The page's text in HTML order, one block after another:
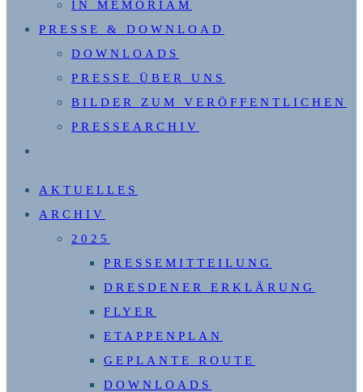
IN MEMORIAM
PRESSE & DOWNLOAD
DOWNLOADS
PRESSE ÜBER UNS
BILDER ZUM VERÖFFENTLICHEN
PRESSEARCHIV
UMSCHALTEN
AKTUELLES
ARCHIV
2025
PRESSEMITTEILUNG
DRESDENER ERKLÄRUNG
FLYER
ETAPPENPLAN
GEPLANTE ROUTE
DOWNLOADS